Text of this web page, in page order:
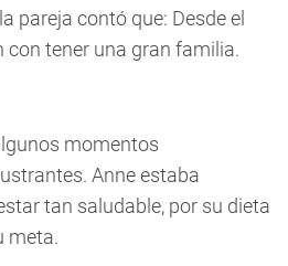
pareja contó que: Desde el
con tener una gran familia.
momentos
Anne estaba
tan saludable, por su dieta